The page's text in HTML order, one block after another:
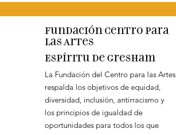
Fundación Centro para
las Artes
Espíritu de Gresham
La Fundación del Centro para las Artes
respalda los objetivos de equidad,
diversidad, inclusión, antirracismo y
los principios de igualdad de
oportunidades para todos los que